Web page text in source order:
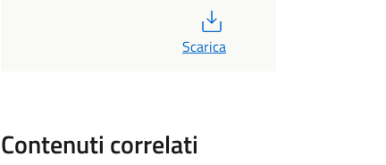
Scarica
Contenuti correlati